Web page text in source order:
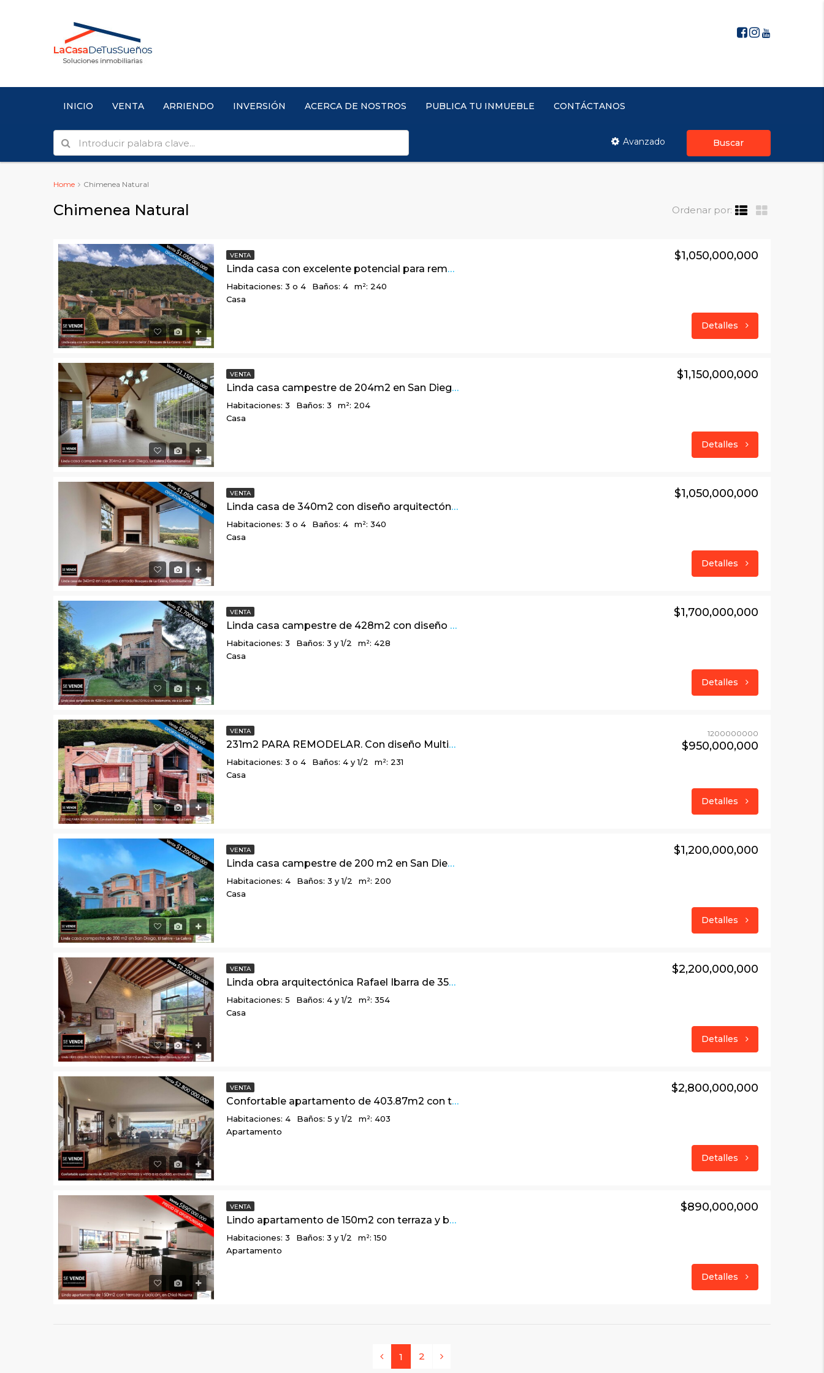
INICIO VENTA ARRIENDO INVERSIÓN ACERCA DE NOSTROS PUBLICA TU INMUEBLE CONTÁCTANOS
Avanzado Buscar
Home Chimenea Natural
Chimenea Natural Ordenar por:
VENTA
Linda casa con excelente potencial para remodelar / Bosques de La Calera – Cund.
Habitaciones: 3 o 4 Baños: 4
m²: 240
Casa
$1,050,000,000
Detalles
VENTA
Linda casa campestre de 204m2 en San Diego, La Calera Cundinamarca
Habitaciones: 3 Baños: 3
m²: 204
Casa
$1,150,000,000
Detalles
VENTA
Linda casa de 340m2 con diseño arquitectónico multidimensional, Bosques de La Calera, Cundinamarca
Habitaciones: 3 o 4 Baños: 4
m²: 340
Casa
$1,050,000,000
Detalles
VENTA
Linda casa campestre de 428m2 con diseño arquitectónico en Rodamonte, vía a La Calera
Habitaciones: 3 Baños: 3 y 1/2
m²: 428
Casa
$1,700,000,000
Detalles
VENTA
231m2 PARA REMODELAR. Con diseño Multidimensional y balcón panorámico, en Bosques de La Calera
Habitaciones: 3 o 4 Baños: 4 y 1/2
m²: 231
Casa
1200000000
$950,000,000
Detalles
VENTA
Linda casa campestre de 200 m2 en San Diego, El Salitre – La Calera
Habitaciones: 4 Baños: 3 y 1/2
m²: 200
Casa
$1,200,000,000
Detalles
VENTA
Linda obra arquitectónica Rafael Ibarra de 354 m2 en Parque Residencial Teusacá, La Calera
Habitaciones: 5 Baños: 4 y 1/2
m²: 354
Casa
$2,200,000,000
Detalles
VENTA
Confortable apartamento de 403.87m2 con terraza y vista a la ciudad, en Chicó Alto
Habitaciones: 4 Baños: 5 y 1/2
m²: 403
Apartamento
$2,800,000,000
Detalles
VENTA
Lindo apartamento de 150m2 con terraza y balcón, en Chicó Navarra
Habitaciones: 3 Baños: 3 y 1/2
m²: 150
Apartamento
$890,000,000
Detalles
1 2